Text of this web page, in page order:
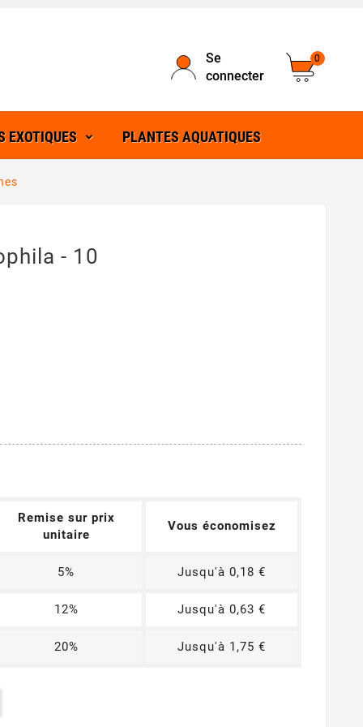
Se
connecter
0
EXOTIQUES PLANTES AQUATIQUES
- 10
Remise sur prix
unitaire
Vous économisez
5% Jusqu'à 0,18 €
12% Jusqu'à 0,63 €
20% Jusqu'à 1,75 €